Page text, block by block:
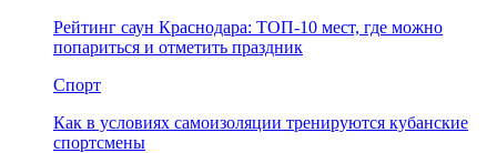
Рейтинг саун Краснодара: ТОП-10 мест, где можно
попариться и отметить праздник
Спорт
Как в условиях самоизоляции тренируются кубанские
спортсмены